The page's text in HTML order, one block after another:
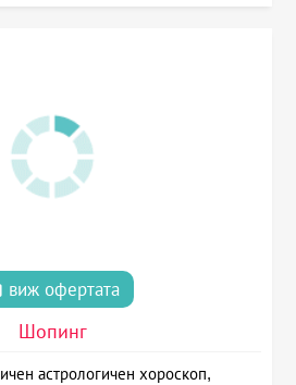
виж офертата
Шопинг
астрологичен хороскоп,